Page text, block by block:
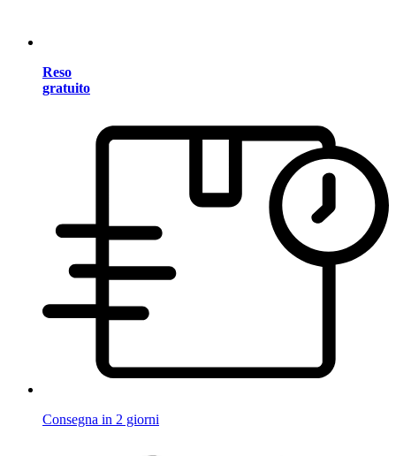
Reso
gratuito
Consegna in 2 giorni